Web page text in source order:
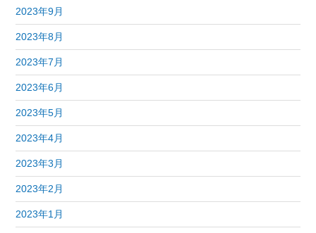
2023年9月
2023年8月
2023年7月
2023年6月
2023年5月
2023年4月
2023年3月
2023年2月
2023年1月